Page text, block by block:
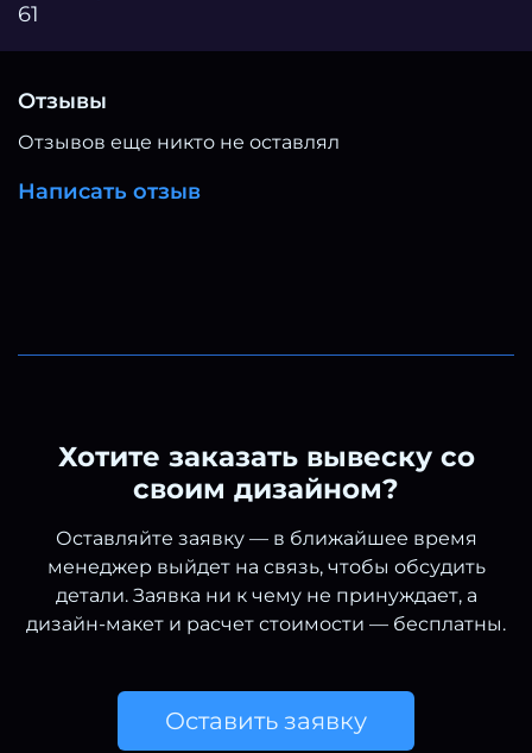
61
Отзывы
Отзывов еще никто не оставлял
Написать отзыв
Хотите заказать вывеску со
своим дизайном?
Оставляйте заявку — в ближайшее время
менеджер выйдет на связь, чтобы обсудить
детали. Заявка ни к чему не принуждает, а
дизайн-макет и расчет стоимости — бесплатны.
Оставить заявку